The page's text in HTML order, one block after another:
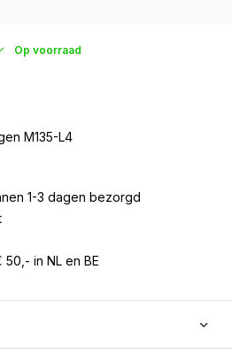
Op voorraad
M135-L4
1-3 dagen bezorgd
in NL en BE